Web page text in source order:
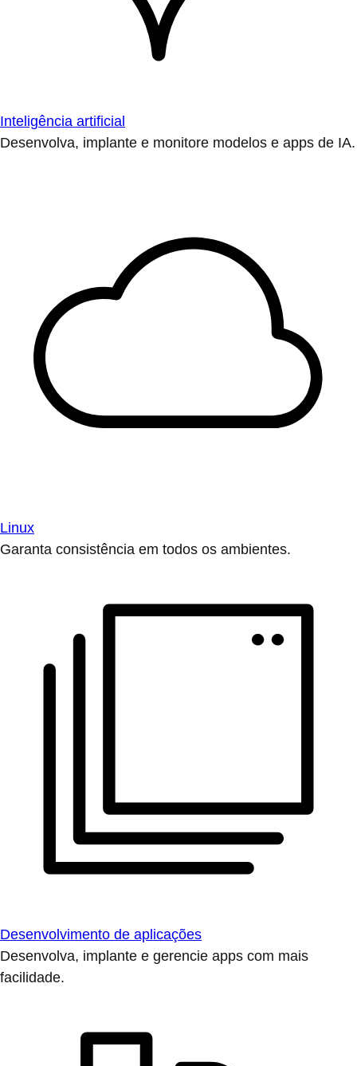
Inteligência artificial
Desenvolva, implante e monitore modelos e apps de IA.
Linux
Garanta consistência em todos os ambientes.
Desenvolvimento de aplicações
Desenvolva, implante e gerencie apps com mais
facilidade.